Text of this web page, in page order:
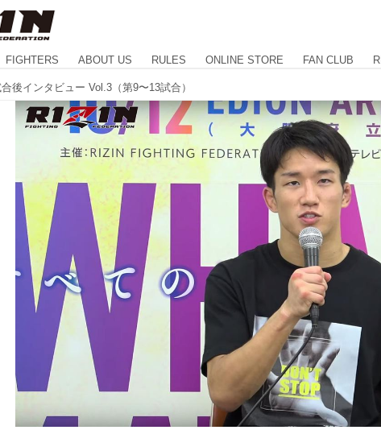
FIGHTERS ABOUT US RULES ONLINE STORE FAN CLUB
後インタビュー Vol.3（第9〜13試合）